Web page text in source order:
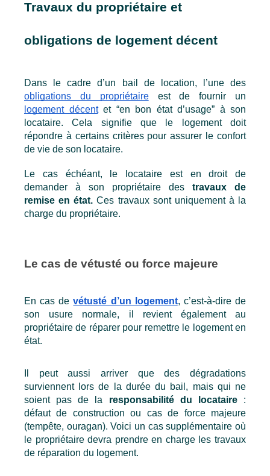
Travaux du propriétaire et
obligations de logement décent
obligations du propriétaire
logement décent et “en bon état d’usage” à son
locataire. Cela signifie que le logement doit
répondre à certains critères pour assurer le confort
de vie de son locataire.
Le cas échéant, le locataire est en droit de
demander à son propriétaire des travaux de
remise en état. Ces travaux sont uniquement à la
charge du propriétaire.
Le cas de vétusté ou force majeure
En cas de vétusté d’un logement, c’est-à-dire de
son usure normale, il revient également au
propriétaire de réparer pour remettre le logement en
état.
Il peut aussi arriver que des dégradations
surviennent lors de la durée du bail, mais qui ne
soient pas de la responsabilité du locataire :
défaut de construction ou cas de force majeure
(tempête, ouragan). Voici un cas supplémentaire où
le propriétaire devra prendre en charge les travaux
de réparation du logement.